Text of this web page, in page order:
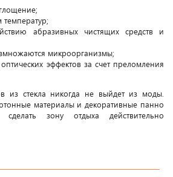
температур;
абразивных чистящих средств и
микроорганизмы;
эффектов за счет преломления
из стекла никогда не выйдет из моды.
материалы и декоративные панно
зону отдыха действительно